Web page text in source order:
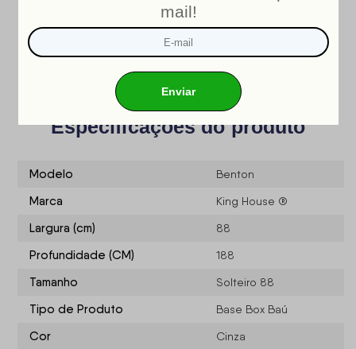
Nosso produto é certificado pelo
CERTIFICADO DE CONFORMIDADE NÚMERO: 07424-001-
02/2019
Especificações do produto
Modelo Benton
Marca King House ®
Largura (cm) 88
Profundidade (CM) 188
Tamanho Solteiro 88
Tipo de Produto Base Box Baú
Cor Cinza